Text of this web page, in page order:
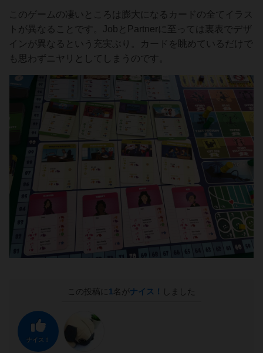
このゲームの凄いところは膨大になるカードの全てイラス
トが異なることです。JobとPartnerに至っては裏表でデザ
インが異なるという充実ぶり。カードを眺めているだけで
も思わずニヤリとしてしまうのです。
この投稿に 1 名がナイス！ しました
ナイス！